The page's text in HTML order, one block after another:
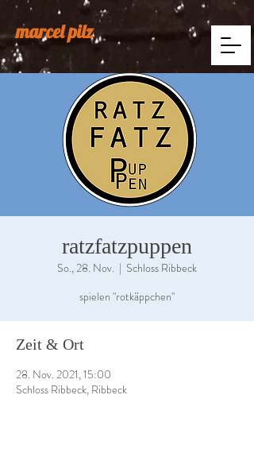
marcel pilz
ratzfatzpuppen
So., 28. Nov.
  |
Schloss Ribbeck
spielen "rotkäppchen"
Zeit & Ort
28. Nov. 2021, 15:00
Schloss Ribbeck, Ribbeck